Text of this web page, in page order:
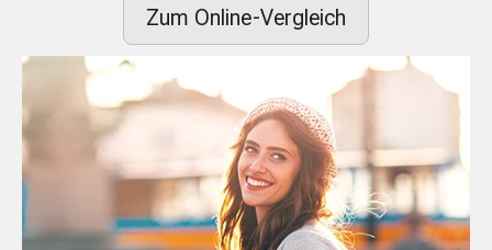
Zum Online-Vergleich